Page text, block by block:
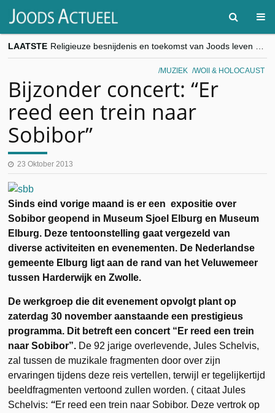
LAATSTE
“Besnijdenisdebat toont hoe moeilijk seculiere Westen minderheden begrijpt”, Jinnih Beels (Vooruit)
CITYTRIP | ROEMENIË – Boekarest: de verrassing van Oost-Europa
MUZIEK WOII & HOLOCAUST
Bijzonder concert: “Er
reed een trein naar
Sobibor”
23 Oktober 2013
Sinds eind vorige maand is er een expositie over
Sobibor geopend in Museum Sjoel Elburg en Museum
Elburg. Deze tentoonstelling gaat vergezeld van
diverse activiteiten en evenementen. De Nederlandse
gemeente Elburg ligt aan de rand van het Veluwemeer
tussen Harderwijk en Zwolle.
De werkgroep die dit evenement opvolgt plant op
zaterdag 30 november aanstaande een prestigieus
programma. Dit betreft een concert “Er reed een trein
naar Sobibor”. De 92 jarige overlevende, Jules Schelvis,
zal tussen de muzikale fragmenten door over zijn
ervaringen tijdens deze reis vertellen, terwijl er tegelijkertijd
beeldfragmenten vertoond zullen worden. ( citaat Jules
Schelvis: “Er reed een trein naar Sobibor. Deze vertrok op